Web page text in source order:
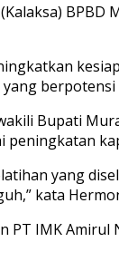
Bupati
peningkatan
yang
kata
PT IMK